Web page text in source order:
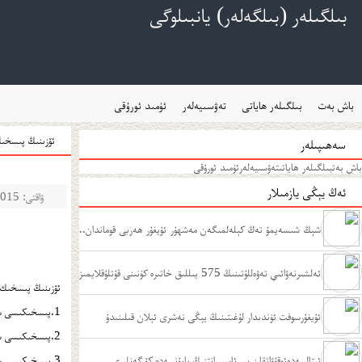
بىلگىلەر (بىلگەلەر) يانبىلوگى
باش بەت بىلگىلەر ھاياتى تەۋسىيەلەر ئۈمىد ئورۇقى
سەھىپىلەر
باش بەتبىلگىلەر ھاياتىتەۋسىيەلەرئۈمىد ئورۇقى
ئەڭ يېڭى يازمىلار
شېڭ شىسەيمۇ تەڭ كېلەلمىگەن مەشھۇر ئۇيغۇر ھەربى قوماندان..
. ئەلشىرنەۋائىي تەۋەللۇتىنىڭ 575 يىللىق خاتىرە كۈنىنى قۇتلۇقلايمىز
ﺋﯘﻳﻐﯘﺭﺳﻮﻓﺖ ﺋﯜﻧﺪﯨﺪﺍﺭ ﻟﯘﻏﯩﺘﯩﻨﯩﯔ ﻳﯧﯖﻰ ﻧﻪﺷﺮﻯ ﺋﯧﻼﻥ ﻗﯩﻠﯩﻨﯩﺪﯗ
ئۆزىنىڭ
ۋاقتى: 2015-10-24
ئۆزىنىڭ
1.پىسخىكىسى ساغلام بولسا،ئۆز-ئۆزىنى قۇبۇل قىلالايدۇ.ئەكسىچە بولسا،ئۆز-ئۆزىنى ئىنكار قىلىدۇ.
2.پىسخىكىسى ساغلام بولسا،ئۆز-ئۆزىنى ياخشى كۆرىدۇ ۋە ھۆرمەتلەيدۇ.ئەكسىچە بولسا،ئۆزىنى ھۆرمەتلەش ئەمەس،بەلكى ئۆزىدىن بىزار بولىدۇ.